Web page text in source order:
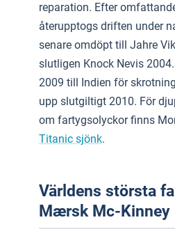
reparation. Efter
återupptogs driften under
senare omdöpt till Jahre
slutligen Knock Nevis
2009 till Indien för
upp slutgiltigt 2010. För
om fartygsolyckor finns
Titanic sjönk.
Världens största
Mærsk Mc-Kinney